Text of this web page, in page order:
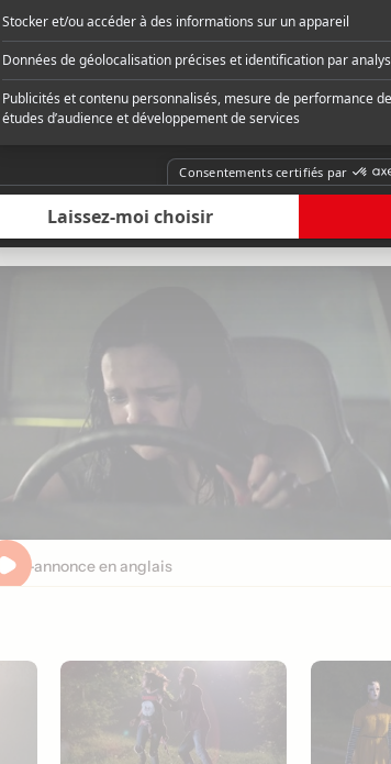
« Too many vintage power ballads and not
enough masked-killer scares in this follow-up to
the 2008 cult fave. »
annonce en anglais